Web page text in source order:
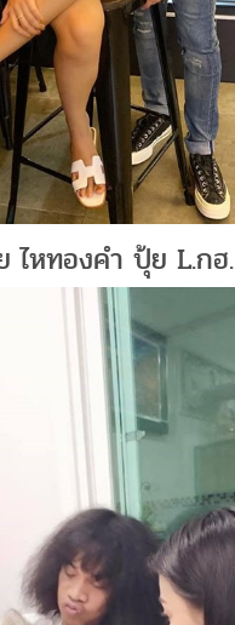
ไหทองคำ ปุ้ย L.กฮ.